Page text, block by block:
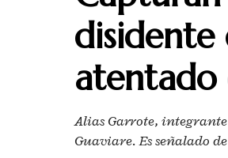
disidente
Alias Garrote,
Guaviare. Es señalado